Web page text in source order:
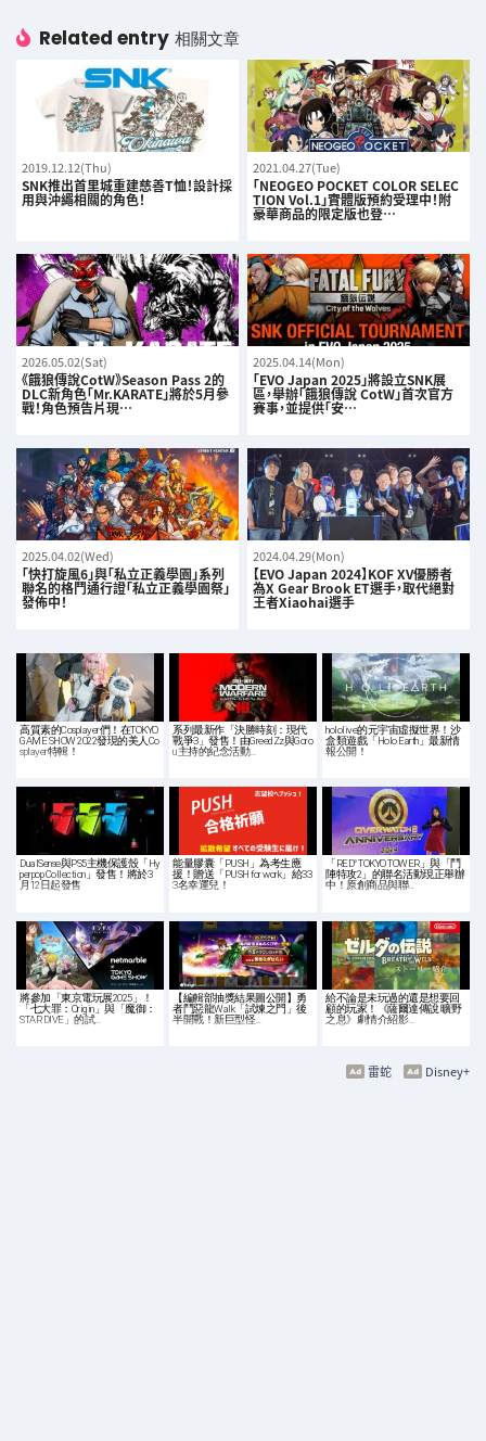
Related entry 相關文章
2019.12.12(Thu)
SNK推出首里城重建慈善T恤！設計採
用與沖繩相關的角色！
2021.04.27(Tue)
「NEOGEO POCKET COLOR SELEC
TION Vol.1」實體版預約受理中！附
豪華商品的限定版也登…
2026.05.02(Sat)
《餓狼傳說CotW》Season Pass 2的
DLC新角色「Mr.KARATE」將於5月參
戰！角色預告片現…
2025.04.14(Mon)
「EVO Japan 2025」將設立SNK展
區，舉辦「餓狼傳說 CotW」首次官方
賽事，並提供「安…
2025.04.02(Wed)
「快打旋風6」與「私立正義學園」系列
聯名的格鬥通行證「私立正義學園祭」
發佈中！
2024.04.29(Mon)
【EVO Japan 2024】KOF XV優勝者
為X Gear Brook ET選手，取代絕對
王者Xiaohai選手
高質素的Cosplayer們！在TOKYO
GAME SHOW 2022發現的美人Co
splayer特輯！
系列最新作「決勝時刻：現代
戰爭3」發售！由GreedZz與Goro
u主持的紀念活動…
hololive的元宇宙虛擬世界！沙
盒類遊戲「Holo Earth」最新情
報公開！
DualSense與PS5主機保護殼「Hy
perpop Collection」發售！將於3
月12日起發售
能量膠囊「PUSH」為考生應
援！贈送「PUSH for work」給33
3名幸運兒！
「RED° TOKYO TOWER」與「鬥
陣特攻2」的聯名活動現正舉辦
中！原創商品與聯…
將參加「東京電玩展2025」！
「七大罪：Origin」與「魔御：
STAR DIVE」的試…
【編輯部抽獎結果圖公開】勇
者鬥惡龍Walk「試煉之門」後
半開戰！新巨型怪…
給不論是未玩過的還是想要回
顧的玩家！《薩爾達傳說 曠野
之息》劇情介紹影…
Disney+
雷蛇